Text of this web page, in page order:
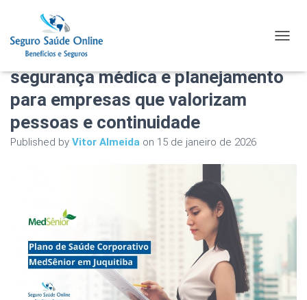
Plano de Saúde Corporativo
MedSênior em Juquitiba:
segurança médica e planejamento
para empresas que valorizam
pessoas e continuidade
Published by Vitor Almeida on 15 de janeiro de 2026